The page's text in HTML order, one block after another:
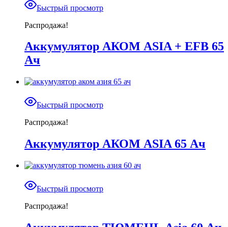
Быстрый просмотр
Распродажа!
Аккумулятор АКОМ ASIA + EFB 65
Ач
Быстрый просмотр
Распродажа!
Аккумулятор АКОМ ASIA 65 Ач
Быстрый просмотр
Распродажа!